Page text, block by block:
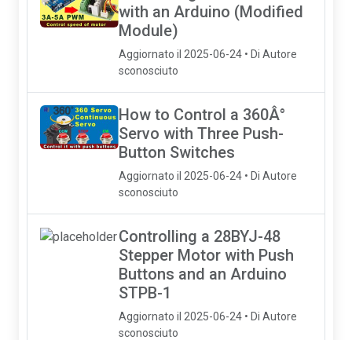
with an Arduino (Modified
Module)
Aggiornato il 2025-06-24 • Di Autore
sconosciuto
How to Control a 360Â°
Servo with Three Push-
Button Switches
Aggiornato il 2025-06-24 • Di Autore
sconosciuto
Controlling a 28BYJ-48
Stepper Motor with Push
Buttons and an Arduino
STPB-1
Aggiornato il 2025-06-24 • Di Autore
sconosciuto